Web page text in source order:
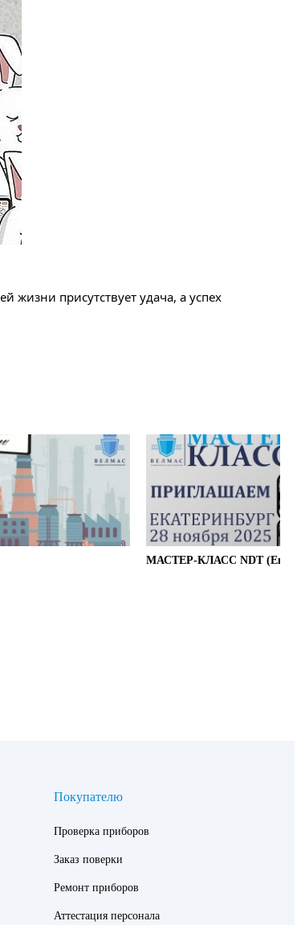
присутствует удача, а успех
МАСТЕР-КЛАСС NDT
Покупателю
Проверка приборов
Заказ поверки
Ремонт приборов
Аттестация персонала